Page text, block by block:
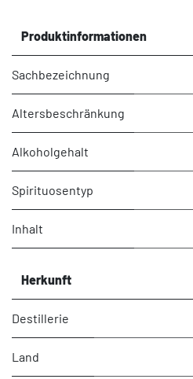
Produktinformationen
Sachbezeichnung
Altersbeschränkung
Alkoholgehalt
Spirituosentyp
Inhalt
Herkunft
Destillerie
Land